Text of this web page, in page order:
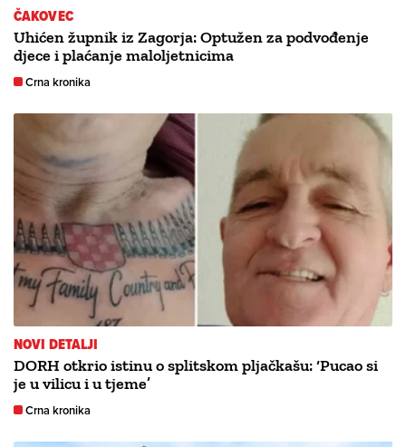
ČAKOVEC
Uhićen župnik iz Zagorja: Optužen za podvođenje
djece i plaćanje maloljetnicima
Crna kronika
NOVI DETALJI
DORH otkrio istinu o splitskom pljačkašu: ‘Pucao si
je u vilicu i u tjeme’
Crna kronika